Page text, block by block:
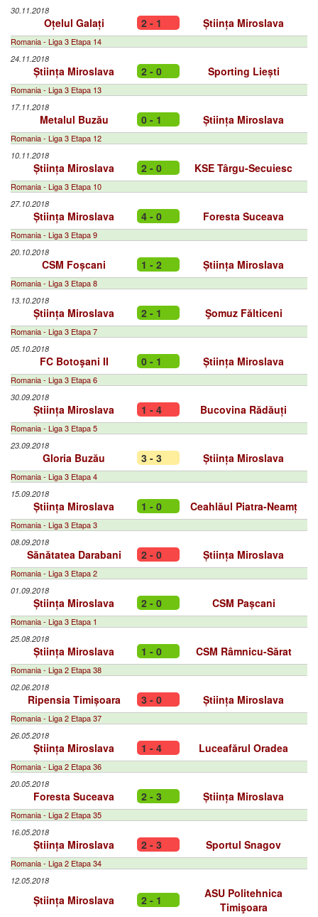
30.11.2018
Oțelul Galați 2 - 1 Știința Miroslava
Romania - Liga 3 Etapa 14
24.11.2018
Știința Miroslava 2 - 0 Sporting Liești
Romania - Liga 3 Etapa 13
17.11.2018
Metalul Buzău 0 - 1 Știința Miroslava
Romania - Liga 3 Etapa 12
10.11.2018
Știința Miroslava 2 - 0 KSE Târgu-Secuiesc
Romania - Liga 3 Etapa 10
27.10.2018
Știința Miroslava 4 - 0 Foresta Suceava
Romania - Liga 3 Etapa 9
20.10.2018
CSM Foșcani 1 - 2 Știința Miroslava
Romania - Liga 3 Etapa 8
13.10.2018
Știința Miroslava 2 - 1 Şomuz Fălticeni
Romania - Liga 3 Etapa 7
05.10.2018
FC Botoşani II 0 - 1 Știința Miroslava
Romania - Liga 3 Etapa 6
30.09.2018
Știința Miroslava 1 - 4 Bucovina Rădăuți
Romania - Liga 3 Etapa 5
23.09.2018
Gloria Buzău 3 - 3 Știința Miroslava
Romania - Liga 3 Etapa 4
15.09.2018
Știința Miroslava 1 - 0 Ceahlăul Piatra-Neamț
Romania - Liga 3 Etapa 3
08.09.2018
Sănătatea Darabani 2 - 0 Știința Miroslava
Romania - Liga 3 Etapa 2
01.09.2018
Știința Miroslava 2 - 0 CSM Pașcani
Romania - Liga 3 Etapa 1
25.08.2018
Știința Miroslava 1 - 0 CSM Râmnicu-Sărat
Romania - Liga 2 Etapa 38
02.06.2018
Ripensia Timișoara 3 - 0 Știința Miroslava
Romania - Liga 2 Etapa 37
26.05.2018
Știința Miroslava 1 - 4 Luceafărul Oradea
Romania - Liga 2 Etapa 36
20.05.2018
Foresta Suceava 2 - 3 Știința Miroslava
Romania - Liga 2 Etapa 35
16.05.2018
Știința Miroslava 2 - 3 Sportul Snagov
Romania - Liga 2 Etapa 34
12.05.2018
Știința Miroslava 2 - 1
ASU Politehnica
Timişoara